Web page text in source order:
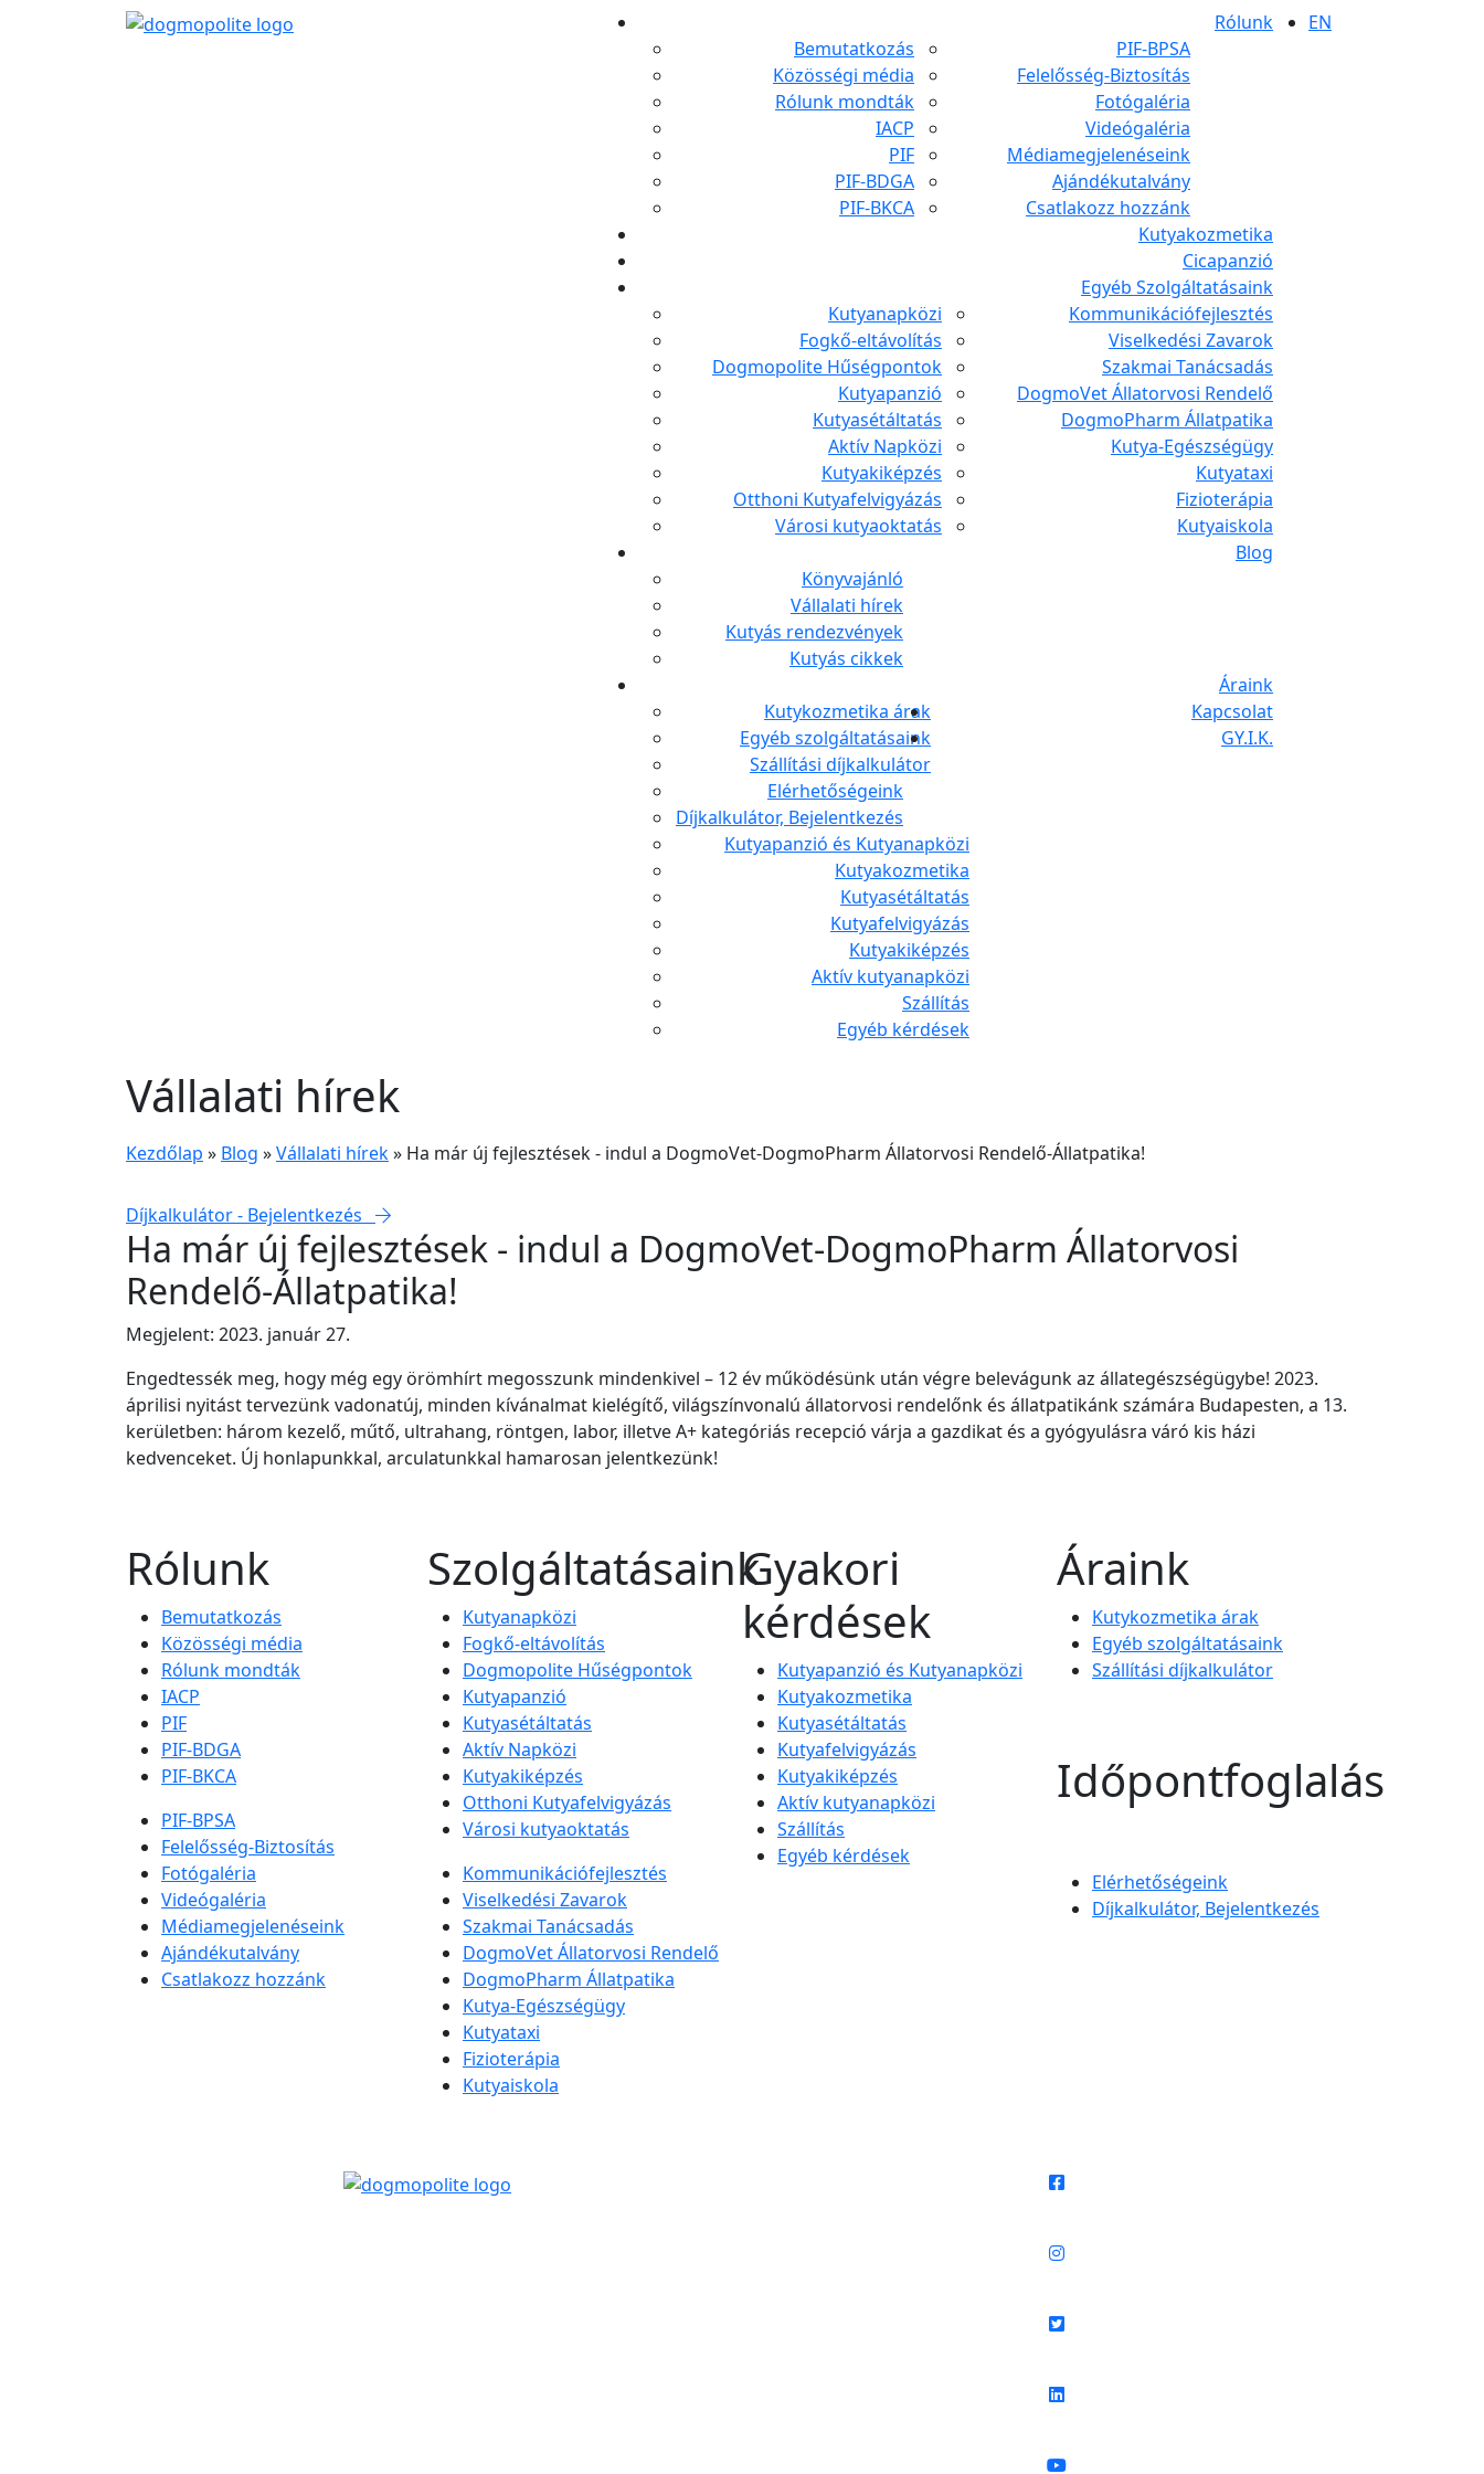
EN
Rólunk
Bemutatkozás
Közösségi média
Rólunk mondták
IACP
PIF
PIF-BDGA
PIF-BKCA
PIF-BPSA
Felelősség-Biztosítás
Fotógaléria
Videógaléria
Médiamegjelenéseink
Ajándékutalvány
Csatlakozz hozzánk
Kutyakozmetika
Cicapanzió
Egyéb Szolgáltatásaink
Kutyanapközi
Fogkő-eltávolítás
Dogmopolite Hűségpontok
Kutyapanzió
Kutyasétáltatás
Aktív Napközi
Kutyakiképzés
Otthoni Kutyafelvigyázás
Városi kutyaoktatás
Kommunikációfejlesztés
Viselkedési Zavarok
Szakmai Tanácsadás
DogmoVet Állatorvosi Rendelő
DogmoPharm Állatpatika
Kutya-Egészségügy
Kutyataxi
Fizioterápia
Kutyaiskola
Blog
Könyvajánló
Vállalati hírek
Kutyás rendezvények
Kutyás cikkek
Áraink
Kutykozmetika árak
Egyéb szolgáltatásaink
Szállítási díjkalkulátor
Kapcsolat
Elérhetőségeink
Díjkalkulátor, Bejelentkezés
GY.I.K.
Kutyapanzió és Kutyanapközi
Kutyakozmetika
Kutyasétáltatás
Kutyafelvigyázás
Kutyakiképzés
Aktív kutyanapközi
Szállítás
Egyéb kérdések
Vállalati hírek
Kezdőlap » Blog »Vállalati hírek» Ha már új fejlesztések - indul a DogmoVet-DogmoPharm Állatorvosi Rendelő-Állatpatika!
Díjkalkulátor - Bejelentkezés
Ha már új fejlesztések - indul a DogmoVet-DogmoPharm Állatorvosi
Rendelő-Állatpatika!
Megjelent: 2023. január 27.
Engedtessék meg, hogy még egy örömhírt megosszunk mindenkivel – 12 év működésünk után végre belevágunk az állategészségügybe! 2023.
áprilisi nyitást tervezünk vadonatúj, minden kívánalmat kielégítő, világszínvonalú állatorvosi rendelőnk és állatpatikánk számára Budapesten, a 13.
kerületben: három kezelő, műtő, ultrahang, röntgen, labor, illetve A+ kategóriás recepció várja a gazdikat és a gyógyulásra váró kis házi
kedvenceket. Új honlapunkkal, arculatunkkal hamarosan jelentkezünk!
Rólunk
Bemutatkozás
Közösségi média
Rólunk mondták
IACP
PIF
PIF-BDGA
PIF-BKCA
PIF-BPSA
Felelősség-Biztosítás
Fotógaléria
Videógaléria
Médiamegjelenéseink
Ajándékutalvány
Csatlakozz hozzánk
Szolgáltatásaink
Kutyanapközi
Fogkő-eltávolítás
Dogmopolite Hűségpontok
Kutyapanzió
Kutyasétáltatás
Aktív Napközi
Kutyakiképzés
Otthoni Kutyafelvigyázás
Városi kutyaoktatás
Kommunikációfejlesztés
Viselkedési Zavarok
Szakmai Tanácsadás
DogmoVet Állatorvosi Rendelő
DogmoPharm Állatpatika
Kutya-Egészségügy
Kutyataxi
Fizioterápia
Kutyaiskola
Gyakori
kérdések
Kutyapanzió és Kutyanapközi
Kutyakozmetika
Kutyasétáltatás
Kutyafelvigyázás
Kutyakiképzés
Aktív kutyanapközi
Szállítás
Egyéb kérdések
Áraink
Kutykozmetika árak
Egyéb szolgáltatásaink
Szállítási díjkalkulátor
Időpontfoglalás
Elérhetőségeink
Díjkalkulátor, Bejelentkezés